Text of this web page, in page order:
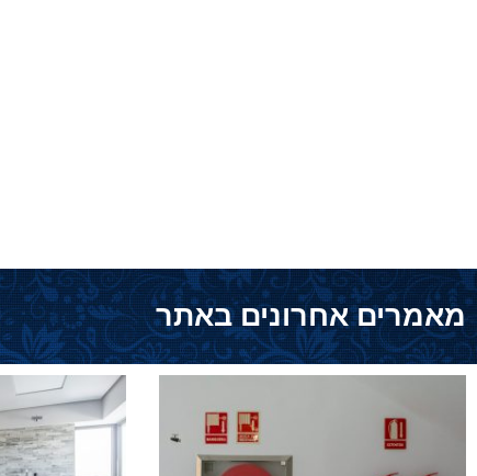
מאמרים אחרונים באתר